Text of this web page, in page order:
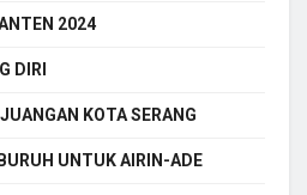
2024
DIRI
KOTA SERANG
UNTUK AIRIN-ADE